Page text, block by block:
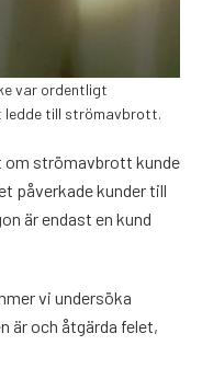
var ordentligt
ledde till strömavbrott.
om strömavbrott kunde
påverkade kunder till
är endast en kund
vi undersöka
är och åtgärda felet,